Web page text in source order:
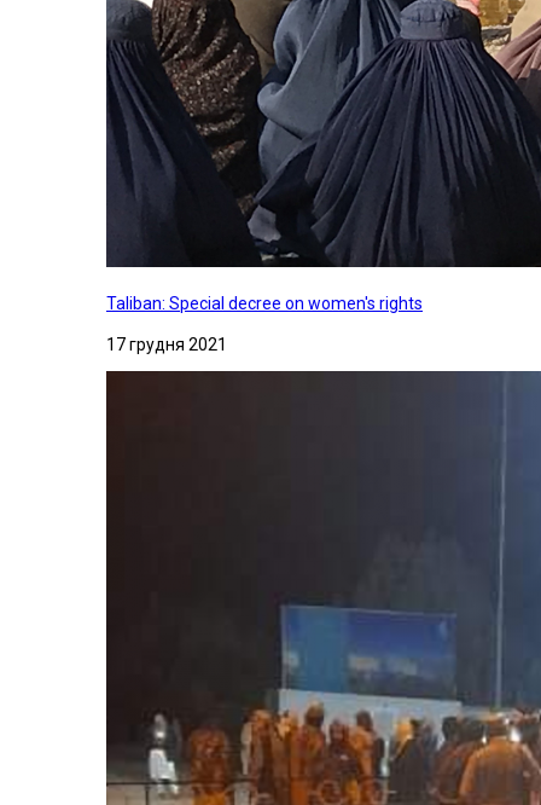
Taliban: Special decree on women's rights
17 грудня 2021